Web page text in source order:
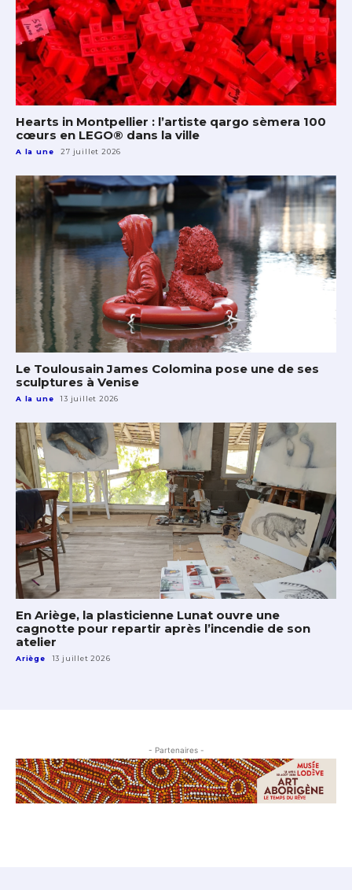
Hearts in Montpellier : l’artiste qargo sèmera 100
cœurs en LEGO® dans la ville
A la une 27 juillet 2026
Le Toulousain James Colomina pose une de ses
sculptures à Venise
A la une 13 juillet 2026
En Ariège, la plasticienne Lunat ouvre une
cagnotte pour repartir après l’incendie de son
atelier
Ariège 13 juillet 2026
- Partenaires -